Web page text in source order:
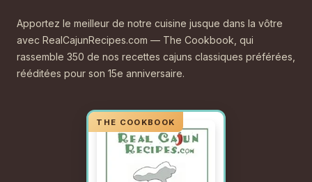
Apportez le meilleur de notre cuisine jusque dans la vôtre
avec RealCajunRecipes.com — The Cookbook, qui
rassemble 350 de nos recettes cajuns classiques préférées,
rééditées pour son 15e anniversaire.